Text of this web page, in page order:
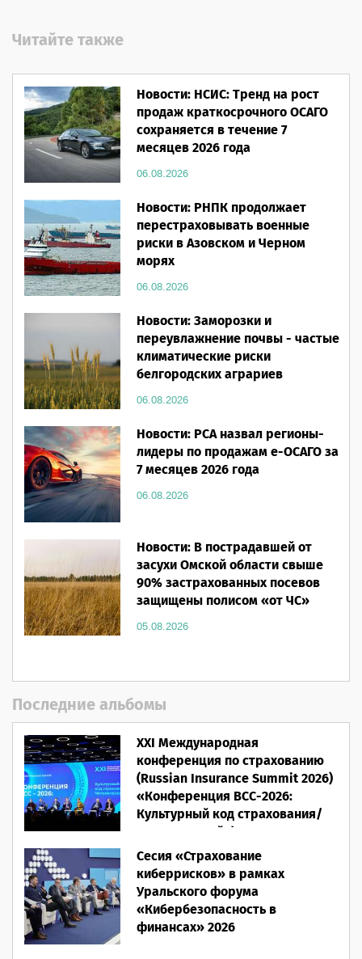
Читайте также
Новости: НСИС: Тренд на рост
продаж краткосрочного ОСАГО
сохраняется в течение 7
месяцев 2026 года
06.08.2026
Новости: РНПК продолжает
перестраховывать военные
риски в Азовском и Черном
морях
06.08.2026
Новости: Заморозки и
переувлажнение почвы - частые
климатические риски
белгородских аграриев
06.08.2026
Новости: РСА назвал регионы-
лидеры по продажам е-ОСАГО за
7 месяцев 2026 года
06.08.2026
Новости: В пострадавшей от
засухи Омской области свыше
90% застрахованных посевов
защищены полисом «от ЧС»
05.08.2026
Последние альбомы
XXI Международная
конференция по страхованию
(Russian Insurance Summit 2026)
«Конференция ВСС-2026:
Культурный код страхования/
Человеческий фактор»
28.05.2026
Сесия «Страхование
киберрисков» в рамках
Уральского форума
«Кибербезопасность в
финансах» 2026